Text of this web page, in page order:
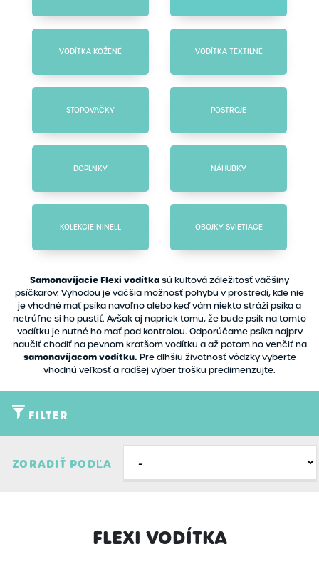
VODÍTKA KOŽENÉ VODÍTKA TEXTILNÉ
STOPOVAČKY POSTROJE
DOPLNKY NÁHUBKY
KOLEKCIE NINELL OBOJKY SVIETIACE
Samonavíjacie Flexi vodítkasú kultová záležitosť väčšiny
psíčkarov. Výhodou je väčšia možnosť pohybu v prostredí, kde nie
je vhodné mať psíka navoľno alebo keď vám niekto stráži psíka a
netrúfne si ho pustiť. Avšak aj napriek tomu, že bude psík na tomto
vodítku je nutné ho mať pod kontrolou. Odporúčame psíka najprv
naučiť chodiť na pevnom kratšom vodítku a až potom ho venčiť na
samonavíjacom vodítku. Pre dlhšiu životnosť vôdzky vyberte
vhodnú veľkosť a radšej výber trošku predimenzujte.
FILTER
FLEXI VODÍTKA
ZORADIŤ PODĽA